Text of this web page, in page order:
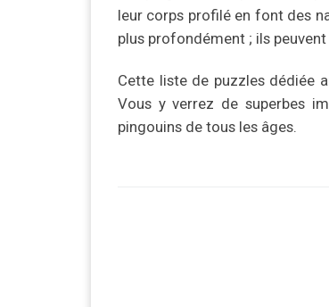
leur corps profilé en font des
plus profondément ; ils
Cette liste de puzzles dédiée
Vous y verrez de superbes
pingouins de tous les âges.